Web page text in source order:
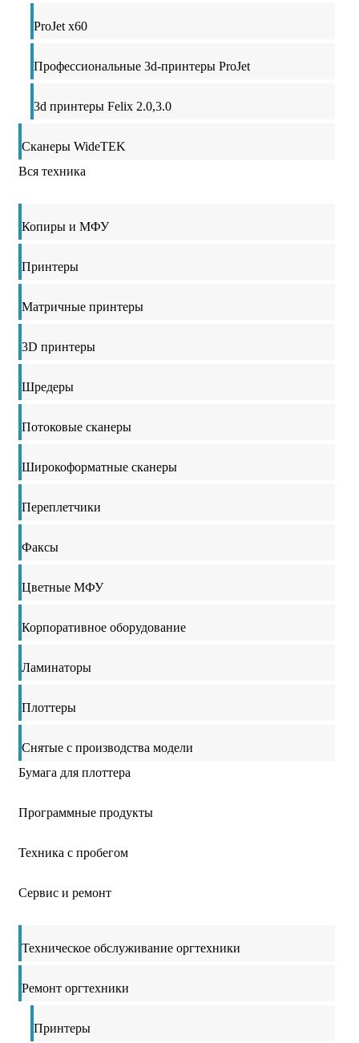
ProJet x60
Профессиональные 3d-принтеры ProJet
3d принтеры Felix 2.0,3.0
Сканеры WideTEK
Вся техника
Копиры и МФУ
Принтеры
Матричные принтеры
3D принтеры
Шредеры
Потоковые сканеры
Широкоформатные сканеры
Переплетчики
Факсы
Цветные МФУ
Корпоративное оборудование
Ламинаторы
Плоттеры
Снятые с производства модели
Бумага для плоттера
Программные продукты
Техника с пробегом
Сервис и ремонт
Техническое обслуживание оргтехники
Ремонт оргтехники
Принтеры